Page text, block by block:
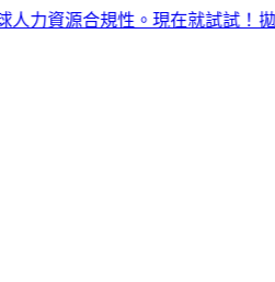
合規性。現在就試試！​​拋棄 H-1B